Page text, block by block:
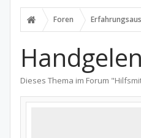
Foren
Dieses Thema im Forum "